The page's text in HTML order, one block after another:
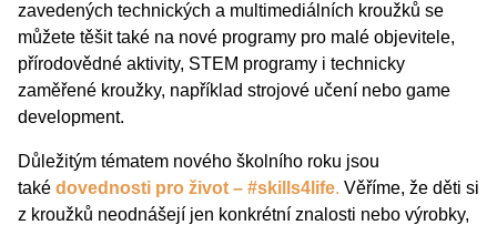
zavedených technických a multimediálních kroužků se
můžete těšit také na nové programy pro malé objevitele,
přírodovědné aktivity, STEM programy i technicky
zaměřené kroužky, například strojové učení nebo game
development.
Důležitým tématem nového školního roku jsou
také dovednosti pro život – #skills4life. Věříme, že děti si
z kroužků neodnášejí jen konkrétní znalosti nebo výrobky,